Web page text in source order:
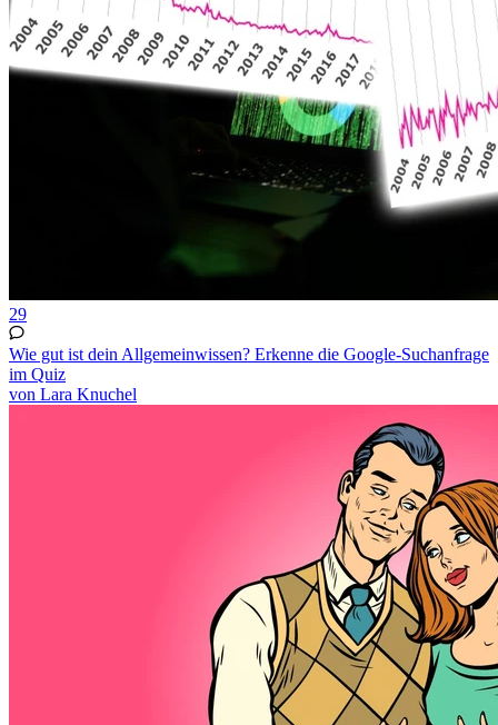
29
Wie gut ist dein Allgemeinwissen? Erkenne die Google-Suchanfrage
im Quiz
von Lara Knuchel